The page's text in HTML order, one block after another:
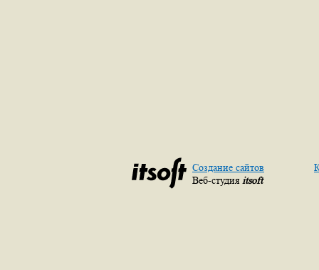
Создание сайтов
Веб-студия itsoft